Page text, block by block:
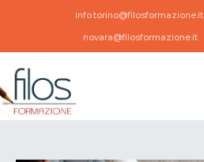
info.torino@filosformazione.it
novara@filosformazione.it